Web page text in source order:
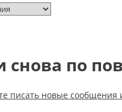
снова по